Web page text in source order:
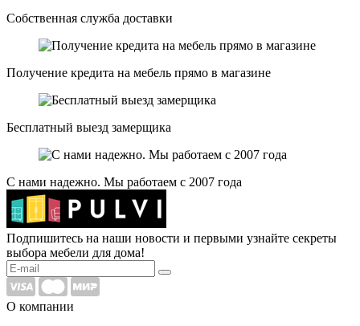
Собственная служба доставки
Получение кредита на мебель прямо в магазине
Бесплатный выезд замерщика
С нами надежно. Мы работаем с 2007 года
Подпишитесь на наши новости и первыми узнайте секреты
выбора мебели для дома!
О компании